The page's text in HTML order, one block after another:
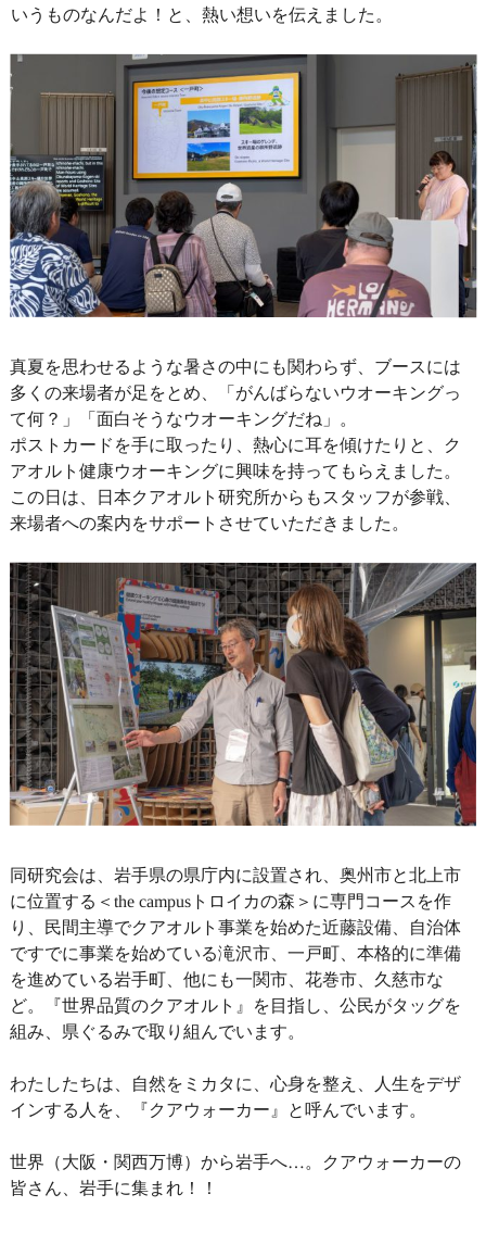
いうものなんだよ！と、熱い想いを伝えました。
真夏を思わせるような暑さの中にも関わらず、ブースには
多くの来場者が足をとめ、「がんばらないウオーキングっ
て何？」「面白そうなウオーキングだね」。
ポストカードを手に取ったり、熱心に耳を傾けたりと、ク
アオルト健康ウオーキングに興味を持ってもらえました。
この日は、日本クアオルト研究所からもスタッフが参戦、
来場者への案内をサポートさせていただきました。
同研究会は、岩手県の県庁内に設置され、奥州市と北上市
に位置する＜the campusトロイカの森＞に専門コースを作
り、民間主導でクアオルト事業を始めた近藤設備、自治体
ですでに事業を始めている滝沢市、一戸町、本格的に準備
を進めている岩手町、他にも一関市、花巻市、久慈市な
ど。『世界品質のクアオルト』を目指し、公民がタッグを
組み、県ぐるみで取り組んでいます。
わたしたちは、自然をミカタに、心身を整え、人生をデザ
インする人を、『クアウォーカー』と呼んでいます。
世界（大阪・関西万博）から岩手へ…。クアウォーカーの
皆さん、岩手に集まれ！！